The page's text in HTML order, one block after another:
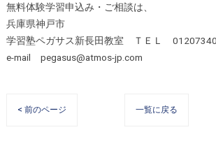
無料体験学習申込み・ご相談は、
兵庫県神戸市
学習塾ペガサス新長田教室 ＴＥＬ
e-mail pegasus@atmos-jp.com
< 前のページ 一覧に戻る